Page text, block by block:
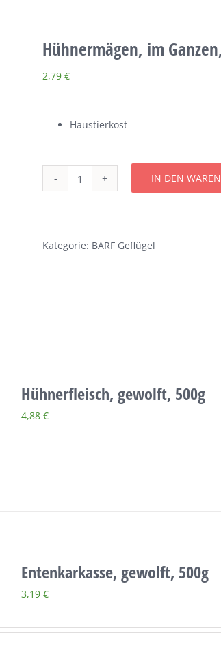
Hühnermägen, im
2,79 €
Haustierkost
Hühnermägen,
500g
IN DEN
Kategorie: BARF Geflügel
Hühnerfleisch, gewolft, 500g
4,88€
Entenkarkasse, gewolft, 500g
3,19€